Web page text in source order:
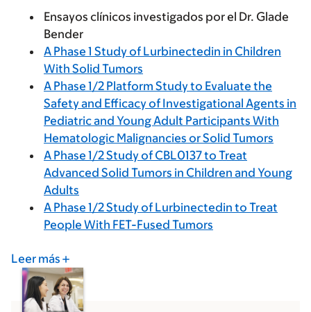
Ensayos clínicos investigados por el Dr. Glade
Bender
A Phase 1 Study of Lurbinectedin in Children
With Solid Tumors
A Phase 1/2 Platform Study to Evaluate the
Safety and Efficacy of Investigational Agents in
Pediatric and Young Adult Participants With
Hematologic Malignancies or Solid Tumors
A Phase 1/2 Study of CBL0137 to Treat
Advanced Solid Tumors in Children and Young
Adults
A Phase 1/2 Study of Lurbinectedin to Treat
People With FET-Fused Tumors
Leer más